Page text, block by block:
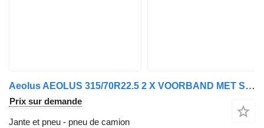
Aeolus AEOLUS 315/70R22.5 2 X VOORBAND MET STAALWIEL
Prix sur demande
Jante et pneu - pneu de camion